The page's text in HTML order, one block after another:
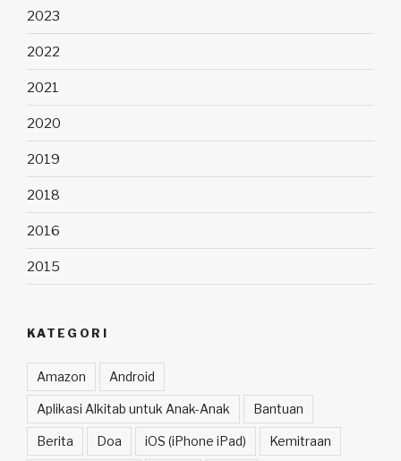
2023
2022
2021
2020
2019
2018
2016
2015
KATEGORI
Amazon Android
Aplikasi Alkitab untuk Anak-Anak Bantuan
Berita Doa iOS (iPhone iPad) Kemitraan